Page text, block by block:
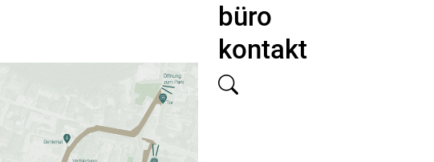
büro
kontakt